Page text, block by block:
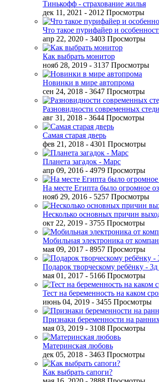
Тинькофф - страхование жилья
дек 11, 2021 - 2012 Просмотры
Что такое пурифайер и
апр 22, 2020 - 3403 Просмотры
Как выбрать монитор
нояб 28, 2019 - 3137 Просмотры
Новинки в мире автопрома
сен 24, 2018 - 3647 Просмотры
Разновидности современных
авг 31, 2018 - 3644 Просмотры
Самая старая дверь
фев 21, 2018 - 4301 Просмотры
Планета загадок - Марс
апр 09, 2016 - 4979 Просмотры
На месте Египта было огромное
нояб 29, 2016 - 5257 Просмотры
Несколько основных причин
окт 22, 2019 - 3755 Просмотры
Мобильная электроника от
мая 09, 2017 - 8957 Просмотры
Подарок творческому ребёнку - 3д
мая 01, 2017 - 5166 Просмотры
Тест на беременность на каком
июнь 04, 2019 - 3455 Просмотры
Признаки беременности на
мая 03, 2019 - 3108 Просмотры
Материнская любовь
дек 05, 2018 - 3463 Просмотры
Как выбрать сапоги?